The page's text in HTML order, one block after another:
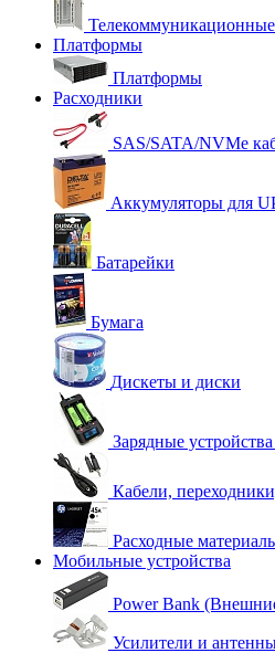
Платформы
Платформы
Расходники
SAS/SATA/NVMe
Аккумуляторы для
Батарейки
Бумага
Дискеты и диски
Зарядные
Кабели,
Расходные
Мобильные устройства
Power Bank
Усилители и